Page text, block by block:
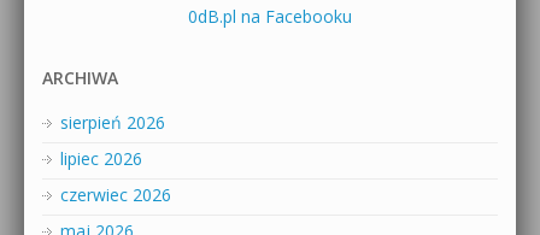
0dB.pl na Facebooku
ARCHIWA
sierpień 2026
lipiec 2026
czerwiec 2026